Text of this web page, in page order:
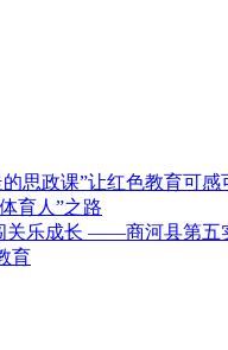
的思政课”让红色教育可
育人”之路
关乐成长 ——商河县第五
育